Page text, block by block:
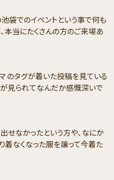
袋でのイベントという事で何も
本当にたくさんの方のご来場あ
のタグが着いた投稿を見ている
見られてなんだか感慨深いで
せなかったという方や、なにか
着なくなった服を譲って今着た